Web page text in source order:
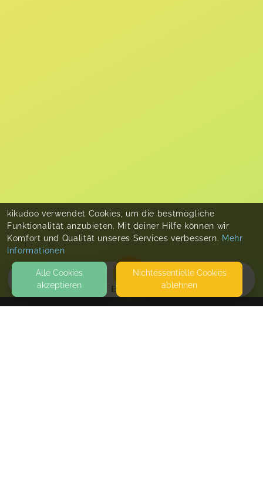
EVENTS
kikudoo verwendet Cookies, um die bestmögliche
Funktionalität anzubieten. Mit deiner Hilfe können wir
Komfort und Qualität unseres Services verbessern. Mehr
Informationen
Alle Cookies
akzeptieren
Nicht­essentielle Cookies
ablehnen